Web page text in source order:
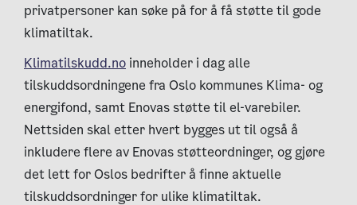
privatpersoner kan søke på for å få støtte til gode
klimatiltak.
Klimatilskudd.no inneholder i dag alle
tilskuddsordningene fra Oslo kommunes Klima- og
energifond, samt Enovas støtte til el-varebiler.
Nettsiden skal etter hvert bygges ut til også å
inkludere flere av Enovas støtteordninger, og gjøre
det lett for Oslos bedrifter å finne aktuelle
tilskuddsordninger for ulike klimatiltak.